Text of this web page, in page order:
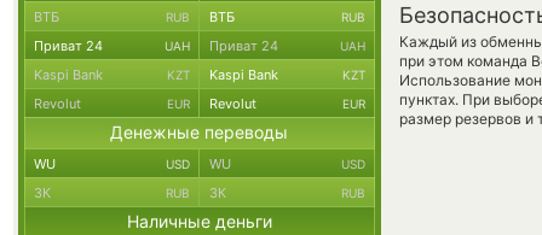
Каждый из
при этом команда
Использование
пунктах. При
размер резервов и
ВТБ RUB ВТБ RUB
Приват 24 UAH Приват 24 UAH
Kaspi Bank KZT Kaspi Bank KZT
Revolut EUR Revolut EUR
Денежные переводы
WU USD WU USD
ЗК RUB ЗК RUB
Наличные деньги